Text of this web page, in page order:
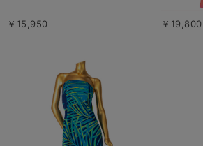
￥15,950 ￥19,800